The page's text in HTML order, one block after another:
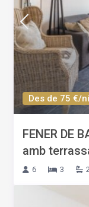
Des de 75 €/
FENER DE
amb
6 3